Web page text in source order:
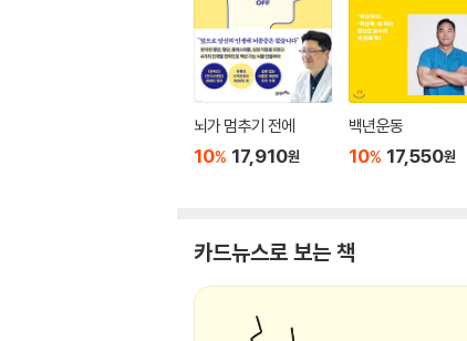
뇌가 멈추기 전에
10% 17,910원
백년운동
10% 17,550원
카드뉴스로 보는 책